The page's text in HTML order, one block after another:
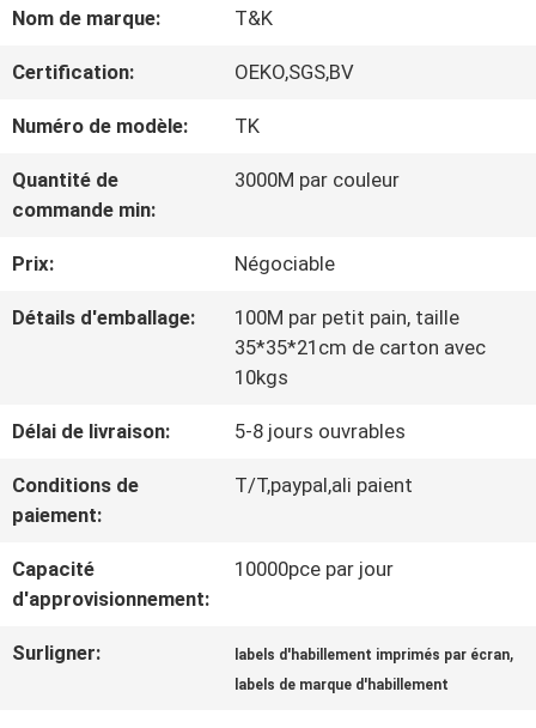
VISITE
D'USINE
DE
LA
CONTACT
NOUVELLES
TOUS
Nom de marque: T&K
Certification: OEKO,SGS,BV
Numéro de modèle: TK
Quantité de
commande min:
3000M par couleur
Prix: Négociable
Détails d'emballage:
100M par petit pain, taille
35*35*21cm de carton avec
10kgs
Délai de livraison: 5-8 jours ouvrables
Conditions de
paiement:
T/T,paypal,ali paient
Capacité
d'approvisionnement:
10000pce par jour
Surligner: labels d'habillement imprimés par écran,
labels de marque d'habillement